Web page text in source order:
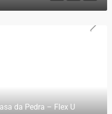
da Pedra – Flex U